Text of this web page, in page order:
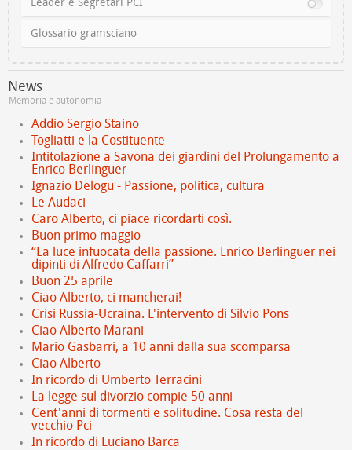
Leader e Segretari PCI
Glossario gramsciano
News
Memoria e autonomia
Addio Sergio Staino
Togliatti e la Costituente
Intitolazione a Savona dei giardini del Prolungamento a
Enrico Berlinguer
Ignazio Delogu - Passione, politica, cultura
Le Audaci
Caro Alberto, ci piace ricordarti così.
Buon primo maggio
“La luce infuocata della passione. Enrico Berlinguer nei
dipinti di Alfredo Caffarri”
Buon 25 aprile
Ciao Alberto, ci mancherai!
Crisi Russia-Ucraina. L'intervento di Silvio Pons
Ciao Alberto Marani
Mario Gasbarri, a 10 anni dalla sua scomparsa
Ciao Alberto
In ricordo di Umberto Terracini
La legge sul divorzio compie 50 anni
Cent'anni di tormenti e solitudine. Cosa resta del
vecchio Pci
In ricordo di Luciano Barca